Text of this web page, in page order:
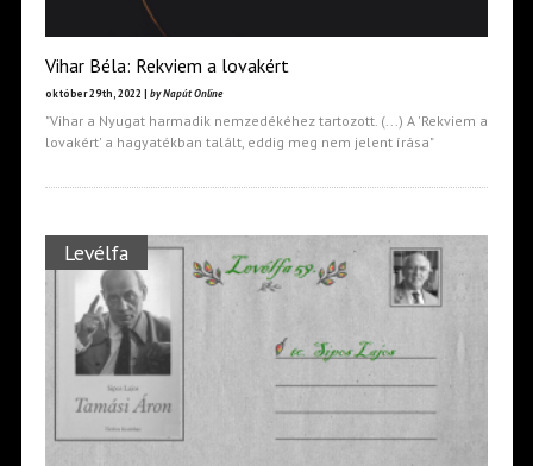
Vihar Béla: Rekviem a lovakért
október 29th, 2022 | by Napút Online
"Vihar a Nyugat harmadik nemzedékéhez tartozott. (...) A 'Rekviem a
lovakért' a hagyatékban talált, eddig meg nem jelent írása"
Levélfa